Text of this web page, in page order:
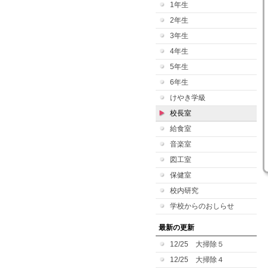
1年生
2年生
3年生
4年生
5年生
6年生
けやき学級
校長室
給食室
音楽室
図工室
保健室
校内研究
学校からのおしらせ
最新の更新
12/25 大掃除５
12/25 大掃除４